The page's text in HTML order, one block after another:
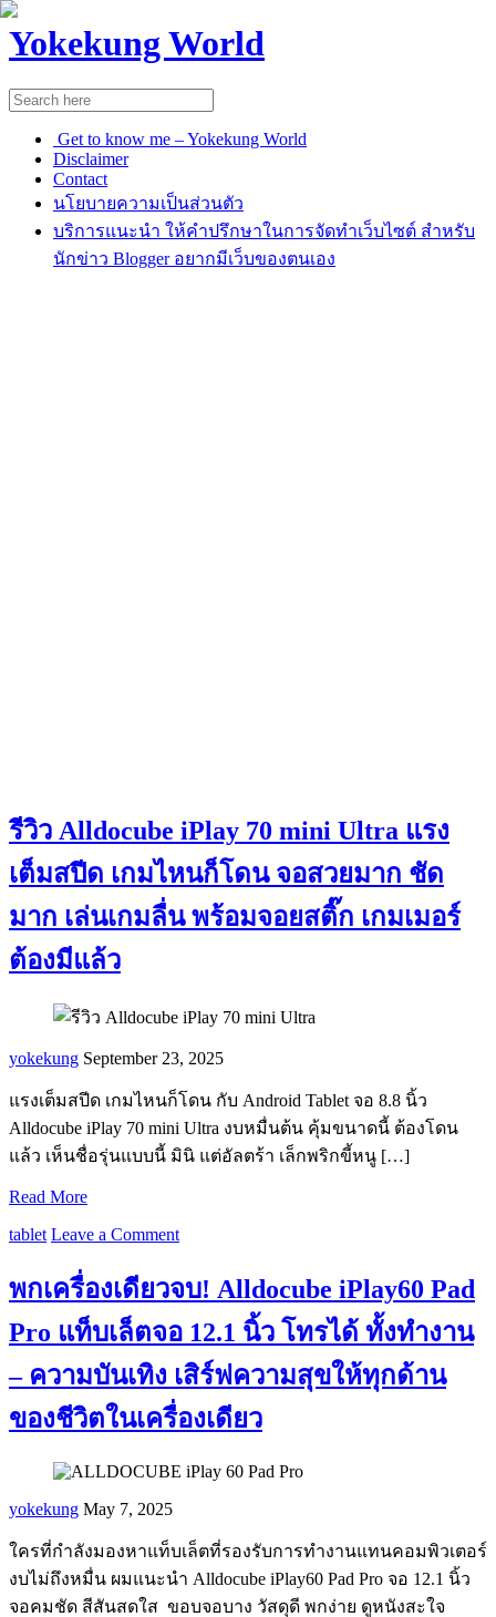
Yokekung World
Get to know me – Yokekung World
Disclaimer
Contact
นโยบายความเป็นส่วนตัว
บริการแนะนำ ให้คำปรึกษาในการจัดทำเว็บไซต์ สำหรับ
นักข่าว Blogger อยากมีเว็บของตนเอง
รีวิว Alldocube iPlay 70 mini Ultra แรง
เต็มสปีด เกมไหนก็โดน จอสวยมาก ชัด
มาก เล่นเกมลื่น พร้อมจอยสติ๊ก เกมเมอร์
ต้องมีแล้ว
yokekung September 23, 2025
แรงเต็มสปีด เกมไหนก็โดน กับ Android Tablet จอ 8.8 นิ้ว
Alldocube iPlay 70 mini Ultra งบหมื่นต้น คุ้มขนาดนี้ ต้องโดน
แล้ว เห็นชื่อรุ่นแบบนี้ มินิ แต่อัลตร้า เล็กพริกขี้หนู […]
Read More
tablet Leave a Comment
พกเครื่องเดียวจบ! Alldocube iPlay60 Pad
Pro แท็บเล็ตจอ 12.1 นิ้ว โทรได้ ทั้งทำงาน
– ความบันเทิง เสิร์ฟความสุขให้ทุกด้าน
ของชีวิตในเครื่องเดียว
yokekung May 7, 2025
ใครที่กำลังมองหาแท็บเล็ตที่รองรับการทำงานแทนคอมพิวเตอร์
งบไม่ถึงหมื่น ผมแนะนำ Alldocube iPlay60 Pad Pro จอ 12.1 นิ้ว
จอคมชัด สีสันสดใส ขอบจอบาง วัสดุดี พกง่าย ดูหนังสะใจ